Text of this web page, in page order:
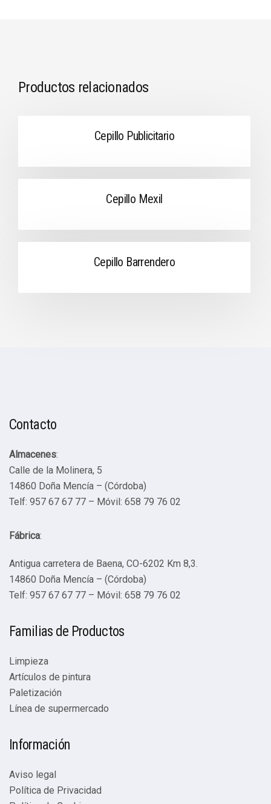
Productos relacionados
Cepillo Publicitario
Cepillo Mexil
Cepillo Barrendero
Contacto
Almacenes:
Calle de la Molinera, 5
14860 Doña Mencía – (Córdoba)
Telf: 957 67 67 77 – Móvil: 658 79 76 02
Fábrica:
Antigua carretera de Baena, CO-6202 Km 8,3.
14860 Doña Mencía – (Córdoba)
Telf: 957 67 67 77 – Móvil: 658 79 76 02
Familias de Productos
Limpieza
Artículos de pintura
Paletización
Línea de supermercado
Información
Aviso legal
Política de Privacidad